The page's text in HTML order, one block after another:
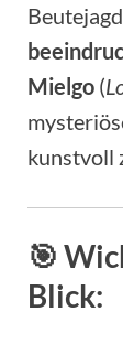
Mielgo (
kunstvoll
🎯
Blick: